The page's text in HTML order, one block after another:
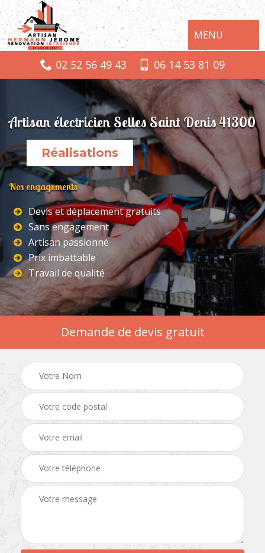
MENU
02 52 56 49 43 06 14 53 81 09
Artisan électricien Selles Saint Denis 41300
Réalisations
Nos engagements
Devis et déplacement gratuits
Sans engagement
Artisan passionné
Prix imbattable
Travail de qualité
Demande de devis gratuit